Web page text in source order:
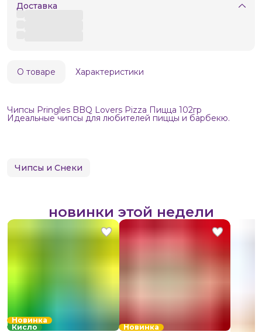
Доставка
О товаре Характеристики
Чипсы Pringles BBQ Lovers Pizza Пицца 102гр
Идеальные чипсы для любителей пиццы и барбекю.
Чипсы и Снеки
новинки этой недели
Новинка
Кисло
Новинка